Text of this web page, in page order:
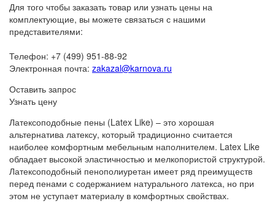
Для того чтобы заказать товар или узнать цены на
комплектующие, вы можете связаться с нашими
представителями:
Телефон: +7 (499) 951-88-92
Электронная почта: zakazal@karnova.ru
Оставить запрос
Узнать цену
Латексоподобные пены (Latex Like) – это хорошая
альтернатива латексу, который традиционно считается
наиболее комфортным мебельным наполнителем. Latex Like
обладает высокой эластичностью и мелкопористой структурой.
Латексоподобный пенополиуретан имеет ряд преимуществ
перед пенами с содержанием натурального латекса, но при
этом не уступает материалу в комфортных свойствах.